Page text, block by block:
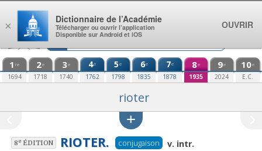
Aller au contenu
1 re
1694
2e
1718
3e
1740
4e
1762
5e
1798
6e
1835
7e
1878
8e
1935
9e
2024
10e
E.C.
rioter
8eÉDITION RIOTER. conjugaison v. intr.
×
Dictionnaire de l’Académie
Télécharger ou ouvrir l’application
Disponible sur Android et iOS
OUVRIR